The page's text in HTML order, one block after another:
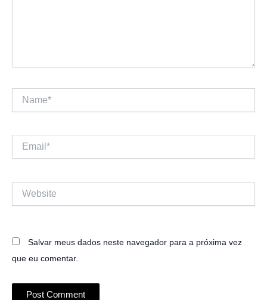
Email*
Salvar meus dados neste navegador para a próxima vez
que eu comentar.